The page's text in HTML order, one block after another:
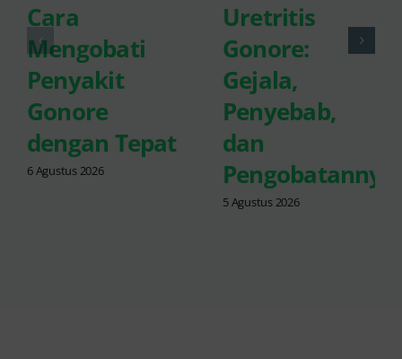
Cara
Mengobati
Penyakit
Gonore
dengan Tepat
6 Agustus 2026
Uretritis
Gonore:
Gejala,
Penyebab,
dan
Pengobatannya
5 Agustus 2026